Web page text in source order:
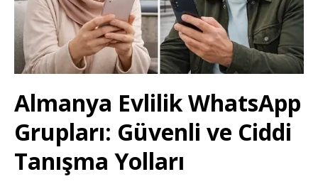
Almanya Evlilik WhatsApp
Grupları: Güvenli ve Ciddi
Tanışma Yolları